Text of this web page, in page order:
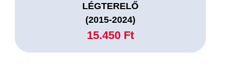
LÉGTERELŐ
(2015-2024)
15.450 Ft